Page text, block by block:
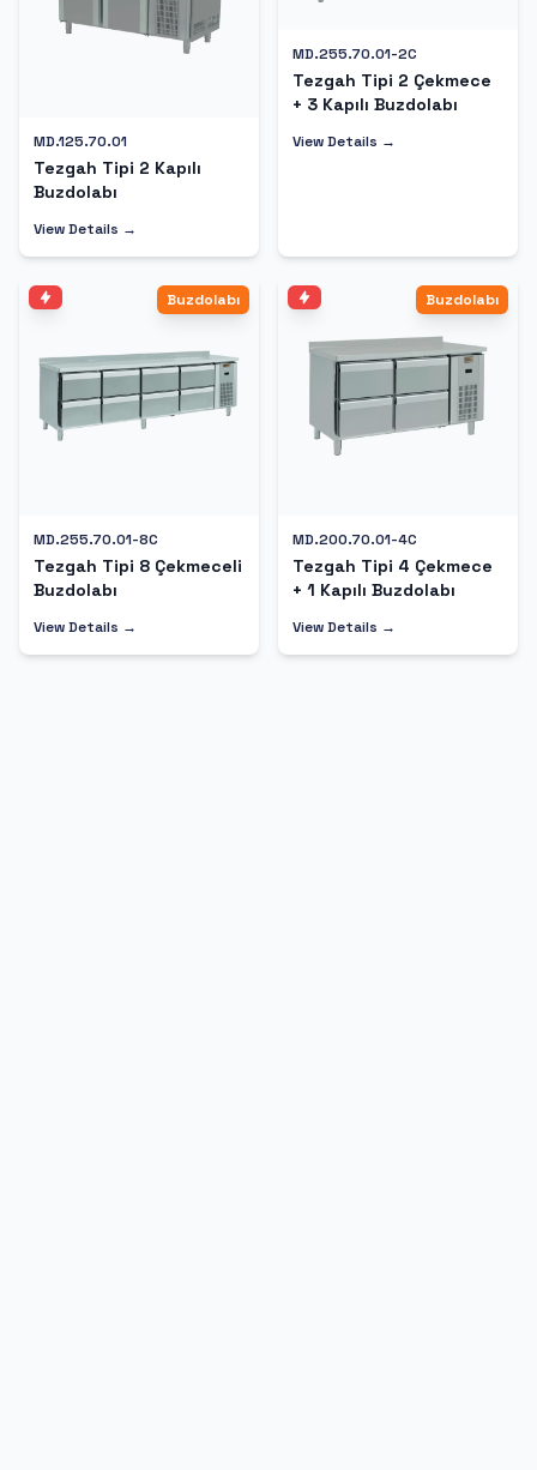
MD.125.70.01
Tezgah Tipi 2 Kapılı
Buzdolabı
View Details →
MD.255.70.01-2C
Tezgah Tipi 2 Çekmece
+ 3 Kapılı Buzdolabı
View Details →
Buzdolabı
MD.255.70.01-8C
Tezgah Tipi 8 Çekmeceli
Buzdolabı
View Details →
Buzdolabı
MD.200.70.01-4C
Tezgah Tipi 4 Çekmece
+ 1 Kapılı Buzdolabı
View Details →